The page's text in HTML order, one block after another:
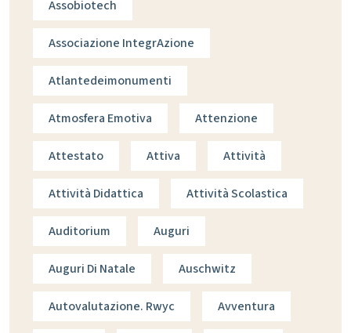
Assobiotech
Associazione IntegrAzione
Atlantedeimonumenti
Atmosfera Emotiva Attenzione
Attestato Attiva Attività
Attività Didattica Attività Scolastica
Auditorium Auguri
Auguri Di Natale Auschwitz
Autovalutazione. Rwyc Avventura